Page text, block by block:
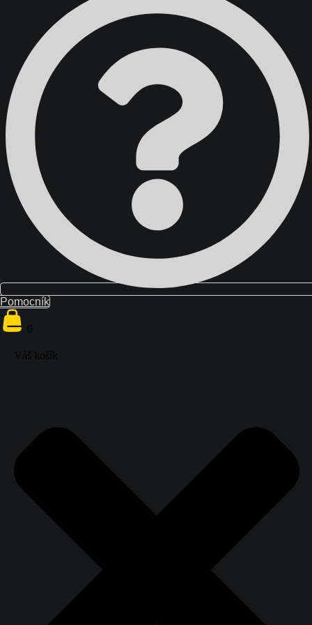
Pomocník
0
Váš košík
Domov
Školenia
Blog
ŠTUDENTA
{{ search }}
Váš košík